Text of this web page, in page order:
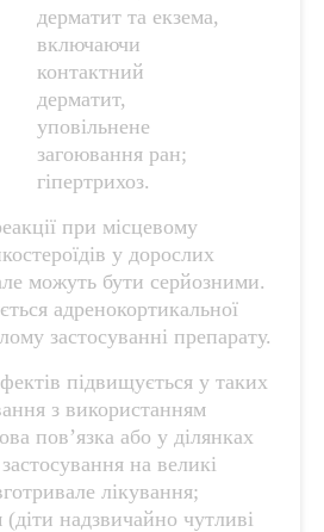
дерматит та екзема,
включаючи
контактний
дерматит,
уповільнене
загоювання ран;
гіпертрихоз.
при місцевому
у дорослих
можуть бути серйозними.
адренокортикальної
застосуванні препарату.
підвищується у таких
з використанням
пов’язка або у ділянках
на великі
лікування;
(діти надзвичайно чутливі